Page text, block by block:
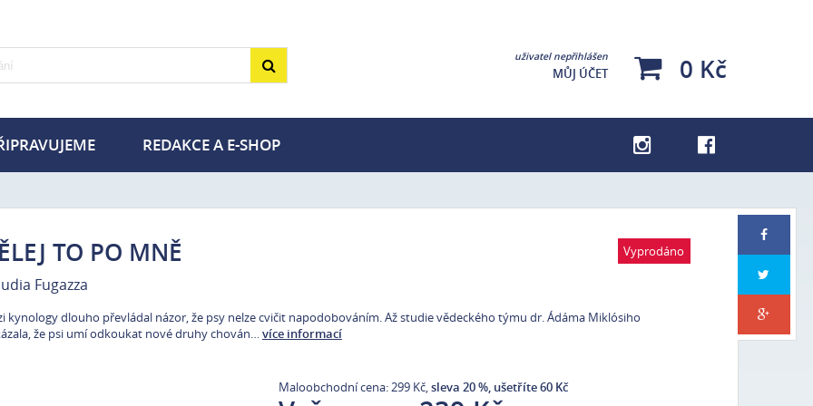
uživatel nepřihlášen
MŮJ ÚČET 0 Kč
a chovatelství Turistika
Kuchařky
deníky
Lehce poškozené knihy – výprodej
dárky pro pejskaře
životní styl Knihy v akci –50 % Se psy podle Veroniky
REDAKCE A E-SHOP
Vyprodáno
TO PO MNĚ
Fugazza
kynology dlouho převládal názor, že psy nelze cvičit napodobováním. Až studie vědeckého týmu dr. Ádáma Miklósiho
že psi umí odkoukat nové druhy chován… více informací
Maloobchodní cena: 299 Kč,sleva 20 %, ušetříte 60 Kč